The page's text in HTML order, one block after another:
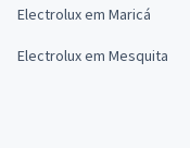
Electrolux em Maricá
Electrolux em Mesquita